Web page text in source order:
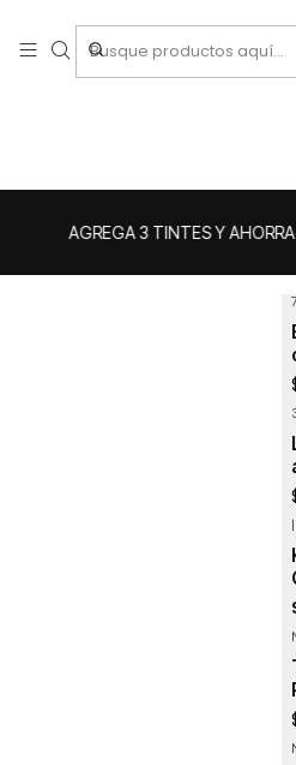
AGREGA 3 TINTES Y AHORRA
|